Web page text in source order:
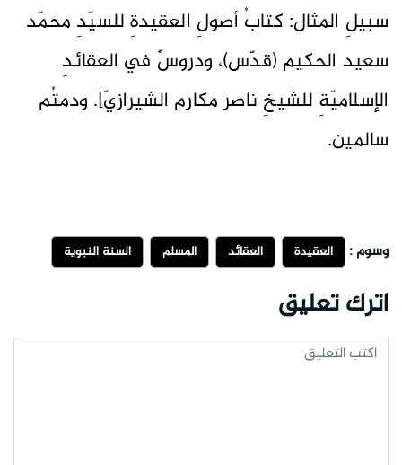
سبيلِ المثال: كتابُ أصولِ العقيدةِ للسيّدِ محمّد
سعيد الحكيم (قدّس)، ودروسٌ في العقائدِ
الإسلاميّةِ للشيخِ ناصر مكارم الشيرازيّ]. ودمتُم
سالمين.
وسوم : العقيدة العقائد المسلم السنة النبوية
اترك تعليق